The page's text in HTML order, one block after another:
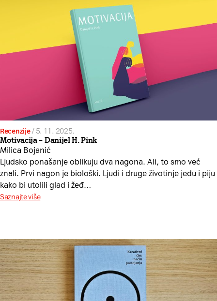
Recenzije/ 5. 11. 2025.
Motivacija – Danijel H. Pink
Milica Bojanić
Ljudsko ponašanje oblikuju dva nagona. Ali, to smo već
znali. Prvi nagon je biološki. Ljudi i druge životinje jedu i piju
kako bi utolili glad i žeđ…
Saznajte više